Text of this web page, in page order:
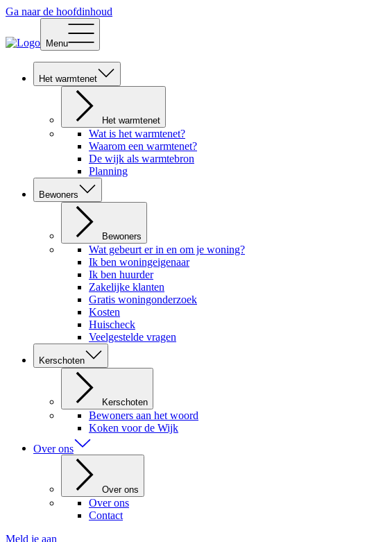
Ga naar de hoofdinhoud
Menu
Het warmtenet
Het warmtenet
Wat is het warmtenet?
Waarom een warmtenet?
De wijk als warmtebron
Planning
Bewoners
Bewoners
Wat gebeurt er in en om je woning?
Ik ben woningeigenaar
Ik ben huurder
Zakelijke klanten
Gratis woningonderzoek
Kosten
Huischeck
Veelgestelde vragen
Kerschoten
Kerschoten
Bewoners aan het woord
Koken voor de Wijk
Over ons
Over ons
Over ons
Contact
Meld je aan